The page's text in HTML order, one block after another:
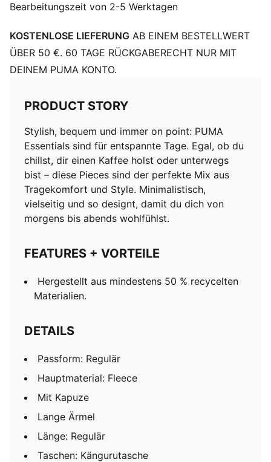
Bearbeitungszeit von 2-5 Werktagen
KOSTENLOSE LIEFERUNG AB EINEM BESTELLWERT
ÜBER 50 €. 60 TAGE RÜCKGABERECHT NUR MIT
DEINEM PUMA KONTO.
PRODUCT STORY
Stylish, bequem und immer on point: PUMA
Essentials sind für entspannte Tage. Egal, ob du
chillst, dir einen Kaffee holst oder unterwegs
bist – diese Pieces sind der perfekte Mix aus
Tragekomfort und Style. Minimalistisch,
vielseitig und so designt, damit du dich von
morgens bis abends wohlfühlst.
FEATURES + VORTEILE
Hergestellt aus mindestens 50 % recycelten
Materialien.
DETAILS
Passform: Regulär
Hauptmaterial: Fleece
Mit Kapuze
Lange Ärmel
Länge: Regulär
Taschen: Kängurutasche